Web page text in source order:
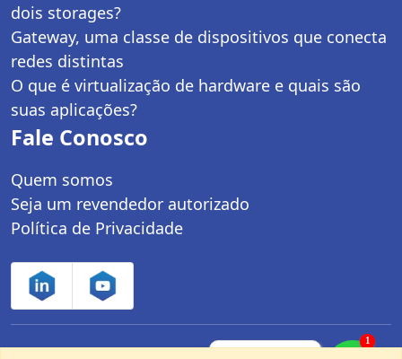
dois storages?
Gateway, uma classe de dispositivos que conecta
redes distintas
O que é virtualização de hardware e quais são
suas aplicações?
Fale Conosco
Quem somos
Seja um revendedor autorizado
Política de Privacidade
Controle Net Tecnologia LTDA | CNPJ:
1